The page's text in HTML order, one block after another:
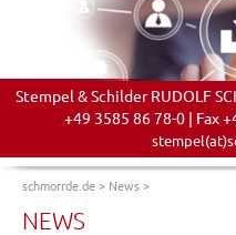
Stempel & Schilder RUDOLF
+49 3585 86 78-0 | Fax
schmorrde.de> News>
NEWS